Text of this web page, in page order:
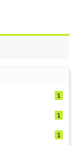
1
1
1